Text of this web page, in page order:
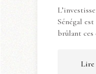
Sénégal
brûlant ces
Lire